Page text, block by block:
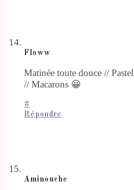
Floww
Matinée toute douce // Pastel
// Macarons 😀
#
Répondre
Aminouche